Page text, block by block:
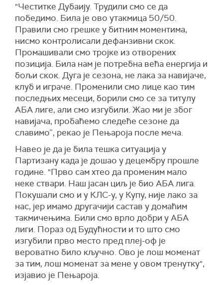
"Честитке Дубаију. Трудили смо се да
победимо. Била је ово утакмица 50/50.
Правили смо грешке у битним моментима,
нисмо контролисали дефанзивни скок.
Промашивали смо тројке из отворених
позиција. Била нам је потребна већа енергија и
бољи скок. Дуга је сезона, не лака за навијаче,
клуб и играче. Променили смо лице као тим
последњих месеци, борили смо се за титулу
АБА лиге, али смо изгубили. Жао ми је због
навијача, пробаћемо следеће сезоне да
славимо”, рекао је Пењароја после меча.
Навео је да је била тешка ситуација у
Партизану када је дошао у децембру прошле
године. "Прво сам хтео да променим мало
неке ствари. Наш јасан циљ је био АБА лига.
Покушали смо и у КЛС-у, у Купу, није лако за
нас, јер имамо другачији састав у домаћим
такмичењима. Били смо врло добри у АБА
лиги. Пораз од Будућности и то што смо
изгубили прво место пред плеј-оф је
вероватно било кључно. Ово је лош моменат
за тим, лош моменат за мене у овом тренутку",
изјавио је Пењароја.